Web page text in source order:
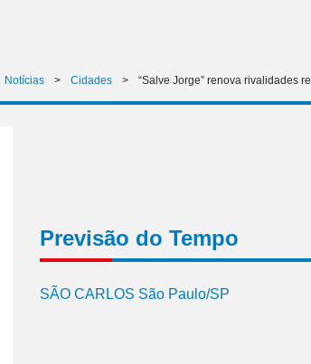
Notícias > Cidades > “Salve Jorge” renova rivalidades
Previsão do Tempo
SÃO CARLOS São Paulo/SP